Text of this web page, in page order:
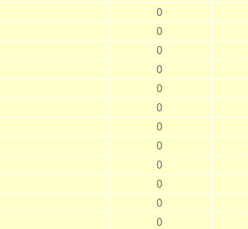
0
0
0
0
0
0
0
0
0
0
0
0